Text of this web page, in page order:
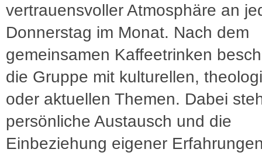
vertrauensvoller Atmosphäre an
Donnerstag im Monat. Nach dem
gemeinsamen Kaffeetrinken
die Gruppe mit kulturellen,
oder aktuellen Themen. Dabei
persönliche Austausch und die
Einbeziehung eigener